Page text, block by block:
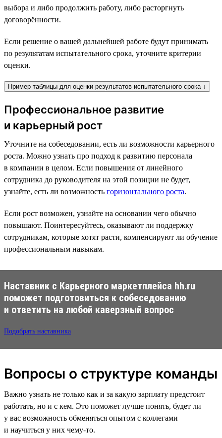
выбора и либо продолжить работу, либо расторгнуть
договорённости.
Если решение о вашей дальнейшей работе будут принимать
по результатам испытательного срока, уточните критерии
оценки.
Пример таблицы для оценки результатов испытательного срока ↓
Профессиональное развитие
и карьерный рост
Уточните на собеседовании, есть ли возможности карьерного
роста. Можно узнать про подход к развитию персонала
в компании в целом. Если повышения от линейного
сотрудника до руководителя на этой позиции не будет,
узнайте, есть ли возможность горизонтального роста.
Если рост возможен, узнайте на основании чего обычно
повышают. Поинтересуйтесь, оказывают ли поддержку
сотрудникам, которые хотят расти, компенсируют ли обучение
профессиональным навыкам.
Наставник с Карьерного маркетплейса hh.ru
поможет подготовиться к собеседованию
и ответить на любой каверзный вопрос
Подобрать наставника
Вопросы о структуре команды
Важно узнать не только как и за какую зарплату предстоит
работать, но и с кем. Это поможет лучше понять, будет ли
у вас возможность обменяться опытом с коллегами
и научиться у них чему-то.